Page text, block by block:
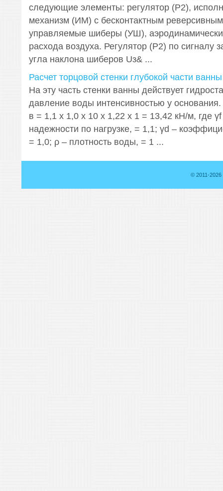
следующие элементы: регулятор (Р2),
механизм (ИМ) с бесконтактным
управляемые шиберы (УШ),
расхода воздуха. Регулятор (Р2) по сигналу
угла наклона шиберов Uз& ...
Расчет торцовой стенки глубокой части ванны
На эту часть стенки ванны действует
давление воды интенсивностью у основания.
в = 1,1 х 1,0 х 10 х 1,22 х 1 = 13,42 кН/м, где
надежности по нагрузке, = 1,1; γd –
= 1,0; ρ – плотность воды, = 1 ...
© 2011-2026